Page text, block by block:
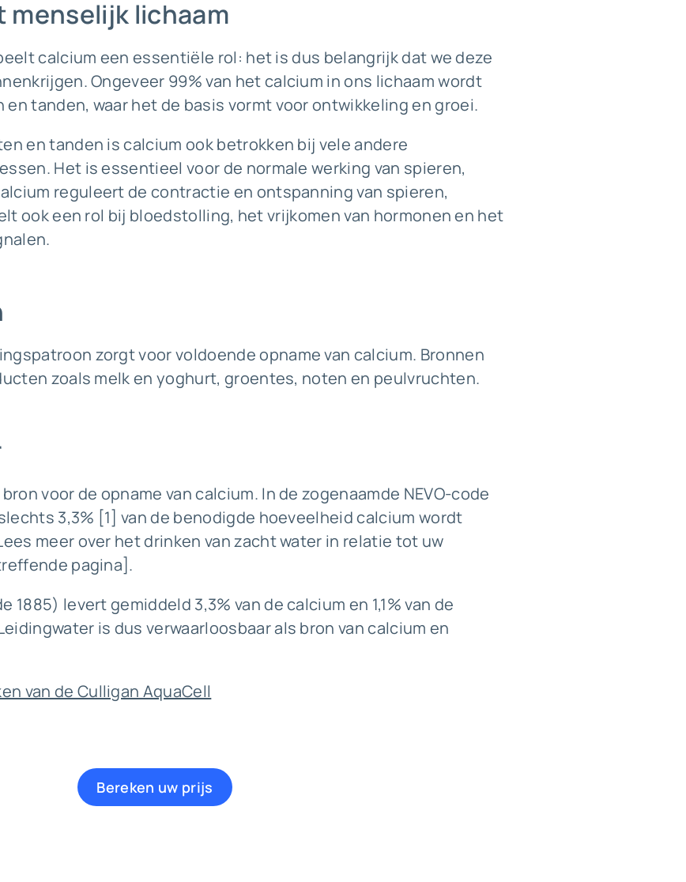
menselijk lichaam
calcium een essentiële rol: het is dus belangrijk dat we deze
Ongeveer 99% van het calcium in ons lichaam wordt
tanden, waar het de basis vormt voor ontwikkeling en groei.
en tanden is calcium ook betrokken bij vele andere
Het is essentieel voor de normale werking van spieren,
reguleert de contractie en ontspanning van spieren,
ook een rol bij bloedstolling, het vrijkomen van hormonen en het
zorgt voor voldoende opname van calcium. Bronnen
zoals melk en yoghurt, groentes, noten en peulvruchten.
bron voor de opname van calcium. In de zogenaamde NEVO-code
3,3% [1] van de benodigde hoeveelheid calcium wordt
meer over hetdrinken van zacht water in relatie tot uw
pagina].
1885) levert gemiddeld 3,3% van de calcium en 1,1% van de
is dus verwaarloosbaar als bron van calcium en
van de Culligan AquaCell
Bereken uw prijs